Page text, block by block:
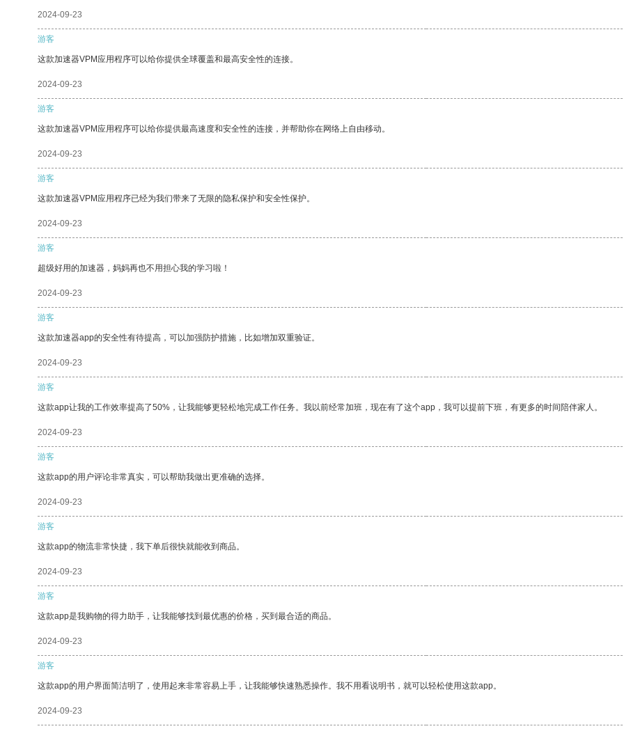
2024-09-23
游客
这款加速器VPM应用程序可以给你提供全球覆盖和最高安全性的连接。
2024-09-23
游客
这款加速器VPM应用程序可以给你提供最高速度和安全性的连接，并帮助你在网络上自由移动。
2024-09-23
游客
这款加速器VPM应用程序已经为我们带来了无限的隐私保护和安全性保护。
2024-09-23
游客
超级好用的加速器，妈妈再也不用担心我的学习啦！
2024-09-23
游客
这款加速器app的安全性有待提高，可以加强防护措施，比如增加双重验证。
2024-09-23
游客
这款app让我的工作效率提高了50%，让我能够更轻松地完成工作任务。我以前经常加班，现在有了这个app，我可以提前下班，有更多的时间陪伴家人。
2024-09-23
游客
这款app的用户评论非常真实，可以帮助我做出更准确的选择。
2024-09-23
游客
这款app的物流非常快捷，我下单后很快就能收到商品。
2024-09-23
游客
这款app是我购物的得力助手，让我能够找到最优惠的价格，买到最合适的商品。
2024-09-23
游客
这款app的用户界面简洁明了，使用起来非常容易上手，让我能够快速熟悉操作。我不用看说明书，就可以轻松使用这款app。
2024-09-23